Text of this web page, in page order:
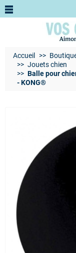
Accueil
Jouets chien
Balle pour
- KONG®